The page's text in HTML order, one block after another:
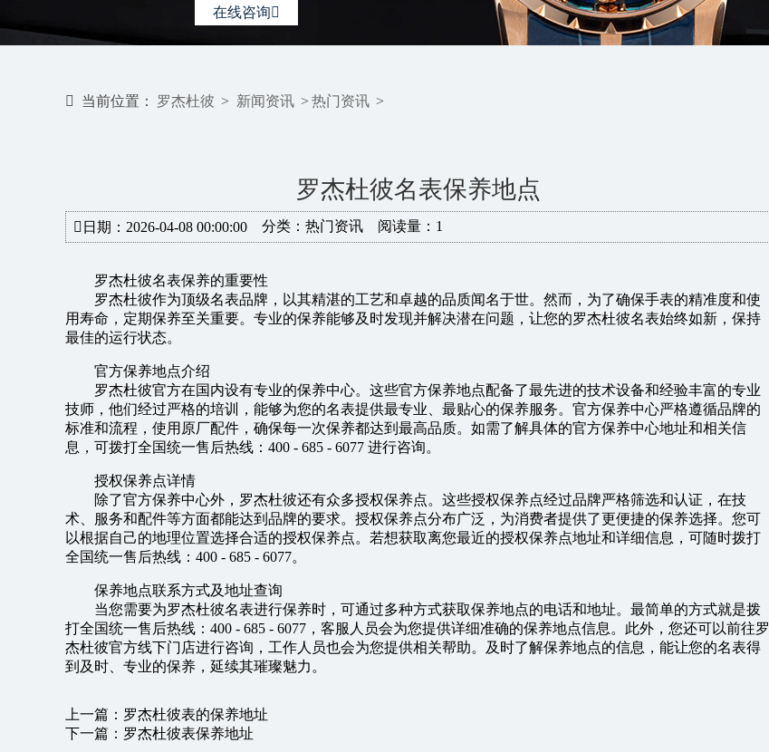
在线咨询
当前位置： 罗杰杜彼 > 新闻资讯 >热门资讯 >
罗杰杜彼名表保养地点
日期：2026-04-08 00:00:00 分类： 热门资讯 阅读量：1
罗杰杜彼名表保养的重要性
罗杰杜彼作为顶级名表品牌，以其精湛的工艺和卓越的品质闻名于世。然而，为了确保手表的精准度和使
用寿命，定期保养至关重要。专业的保养能够及时发现并解决潜在问题，让您的罗杰杜彼名表始终如新，保持
最佳的运行状态。
官方保养地点介绍
罗杰杜彼官方在国内设有专业的保养中心。这些官方保养地点配备了最先进的技术设备和经验丰富的专业
技师，他们经过严格的培训，能够为您的名表提供最专业、最贴心的保养服务。官方保养中心严格遵循品牌的
标准和流程，使用原厂配件，确保每一次保养都达到最高品质。如需了解具体的官方保养中心地址和相关信
息，可拨打全国统一售后热线：400 - 685 - 6077 进行咨询。
授权保养点详情
除了官方保养中心外，罗杰杜彼还有众多授权保养点。这些授权保养点经过品牌严格筛选和认证，在技
术、服务和配件等方面都能达到品牌的要求。授权保养点分布广泛，为消费者提供了更便捷的保养选择。您可
以根据自己的地理位置选择合适的授权保养点。若想获取离您最近的授权保养点地址和详细信息，可随时拨打
全国统一售后热线：400 - 685 - 6077。
保养地点联系方式及地址查询
当您需要为罗杰杜彼名表进行保养时，可通过多种方式获取保养地点的电话和地址。最简单的方式就是拨
打全国统一售后热线：400 - 685 - 6077，客服人员会为您提供详细准确的保养地点信息。此外，您还可以前往罗
杰杜彼官方线下门店进行咨询，工作人员也会为您提供相关帮助。及时了解保养地点的信息，能让您的名表得
到及时、专业的保养，延续其璀璨魅力。
上一篇： 罗杰杜彼表的保养地址
下一篇： 罗杰杜彼表保养地址